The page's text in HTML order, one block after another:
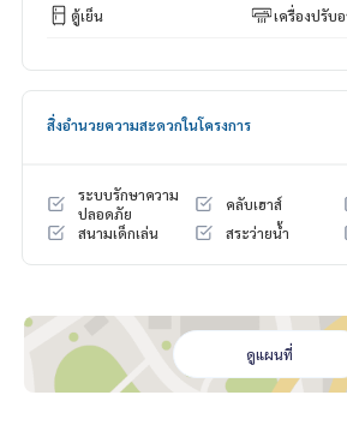
** รับฝากเงิน ขาย-เช่าคอนโด บ้าน ที่ดิน แ
ตู้เย็น เครื่องปรับ
สิ่งอำนวยความสะดวกในโครงการ
ระบบรักษาความ
ปลอดภัย
คลับเฮาส์
สนามเด็กเล่น
สระว่ายน้ำ
ดูแผนที่